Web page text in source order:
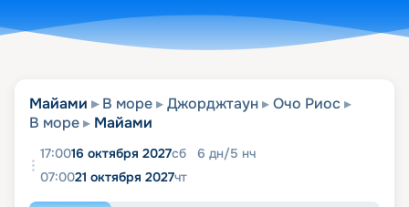
Майами В море Джорджтаун
Очо Риос
В море
Майами
17:0016 октября 2027сб 6 дн/5 нч
07:0021 октября 2027чт